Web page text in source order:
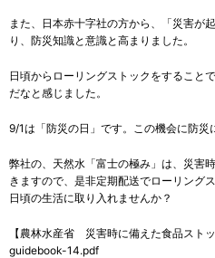
また、日本赤十字社の方から、「災害が
り、防災知識と意識と高まりました。
日頃からローリングストックをすること
だなと感じました。
9/1は「防災の日」です。この機会に防災
弊社の、天然水「富士の極み」は、災害
きますので、是非定期配送でローリング
日頃の生活に取り入れませんか？
【農林水産省 災害時に備えた食品スト
guidebook-14.pdf